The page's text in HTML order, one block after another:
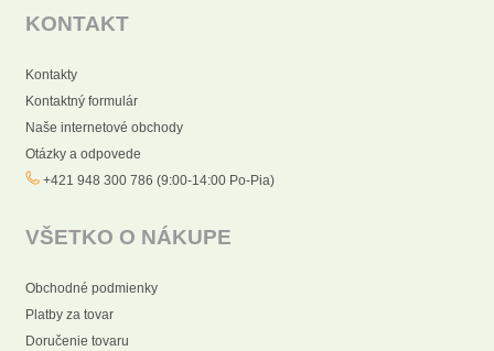
KONTAKT
Kontakty
Kontaktný formulár
Naše internetové obchody
Otázky a odpovede
+421 948 300 786 (9:00-14:00 Po-Pia)
VŠETKO O NÁKUPE
Obchodné podmienky
Platby za tovar
Doručenie tovaru